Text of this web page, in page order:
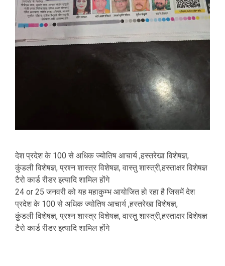
देश प्रदेश के 100 से अधिक ज्योतिष आचार्य ,हस्तरेखा विशेषज्ञ,
कुंडली विशेषज्ञ, प्रश्न शास्त्र विशेषज्ञ, वास्तु शास्त्री,हस्ताक्षर विशेषज्ञ
टैरो कार्ड रीडर इत्यादि शामिल होंगे
24 or 25 जनवरी को यह महाकुम्भ आयोजित हो रहा है जिसमें देश
प्रदेश के 100 से अधिक ज्योतिष आचार्य ,हस्तरेखा विशेषज्ञ,
कुंडली विशेषज्ञ, प्रश्न शास्त्र विशेषज्ञ, वास्तु शास्त्री,हस्ताक्षर विशेषज्ञ
टैरो कार्ड रीडर इत्यादि शामिल होंगे